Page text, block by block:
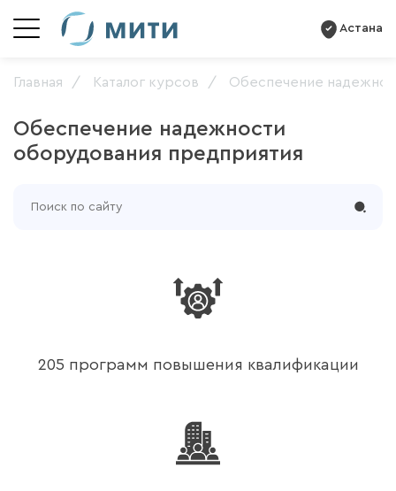
Астана
Главная Каталог курсов Обеспечение
Обеспечение надежности
оборудования предприятия
205 программ повышения квалификации